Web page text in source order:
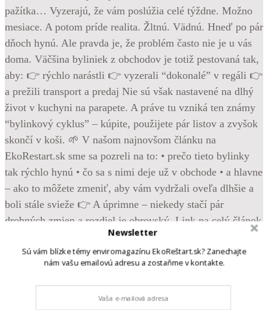
Newsletter
Sú vám blízke témy enviromagazínu EkoReštart.sk? Zanechajte
nám vašu emailovú adresu a zostaňme v kontakte.